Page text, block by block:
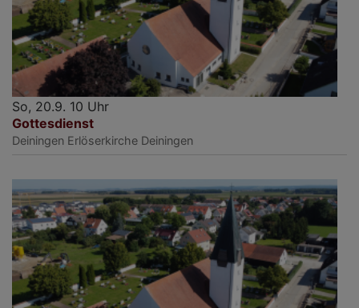
So, 20.9. 10 Uhr
Gottesdienst
Deiningen Erlöserkirche Deiningen